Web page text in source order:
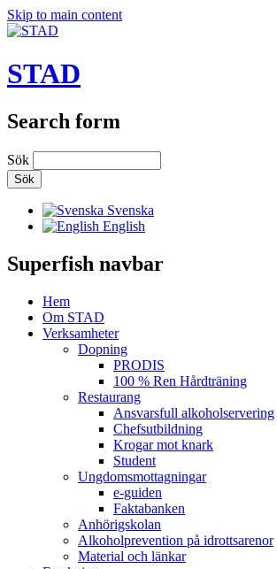
Skip to main content
STAD
Search form
Sök
Svenska
English
Superfish navbar
Hem
Om STAD
Verksamheter
Dopning
PRODIS
100 % Ren Hårdträning
Restaurang
Ansvarsfull alkoholservering
Chefsutbildning
Krogar mot knark
Student
Ungdomsmottagningar
e-guiden
Faktabanken
Anhörigskolan
Alkoholprevention på idrottsarenor
Material och länkar